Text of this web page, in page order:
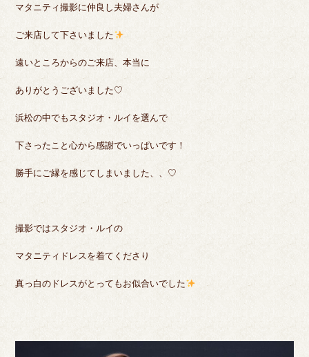
マタニティ撮影に仲良し夫婦さんが
ご来店して下さいました
遠いところからのご来店、本当に
ありがとうございました♡
浜松の中でもスタジオ・ルイを選んで
下さったこと心から感謝でいっぱいです！
勝手にご縁を感じてしまいました、、♡
撮影ではスタジオ・ルイの
マタニティドレスを着てくださり
真っ白のドレスがとってもお似合いでした